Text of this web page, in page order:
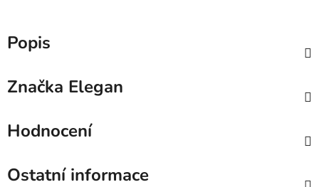
Popis
Značka Elegan
Hodnocení
Ostatní informace